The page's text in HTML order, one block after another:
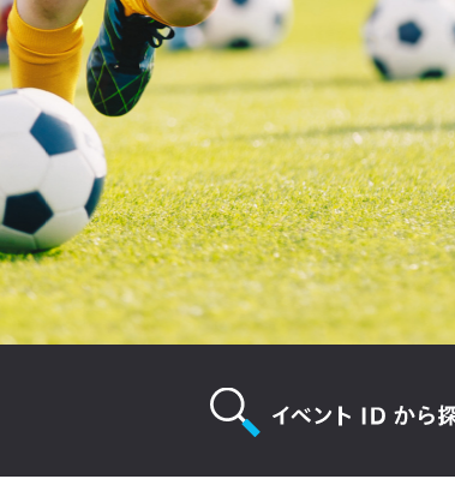
イベントIDから探す